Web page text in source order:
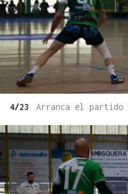
4/23 Arranca el partido